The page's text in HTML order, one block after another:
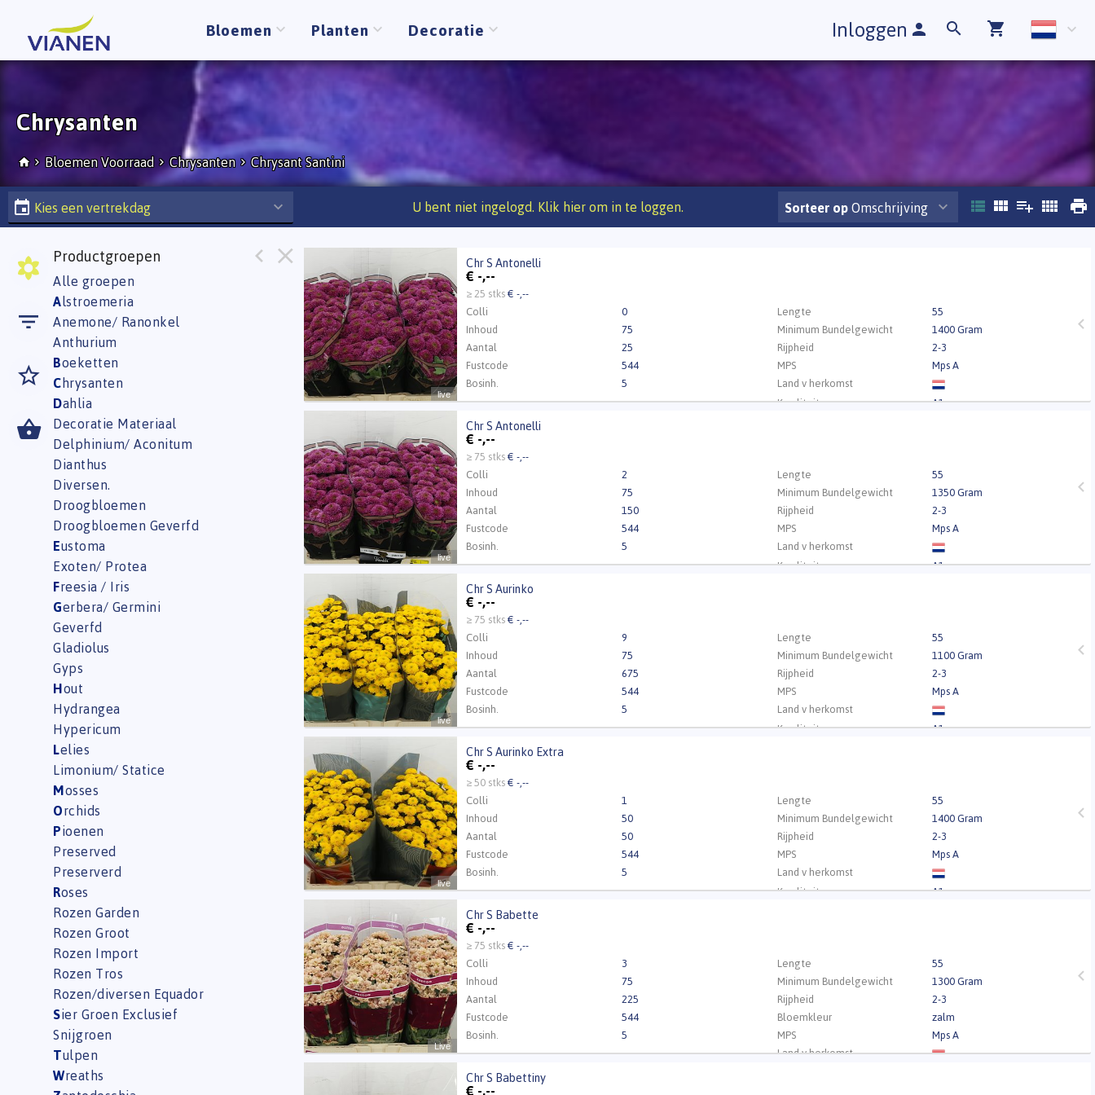
Bloemen Planten Decoratie Inloggen
Chrysanten
Bloemen Voorraad Chrysanten Chrysant Santini
Kies een vertrekdag U bent niet ingelogd. Klik hier om in te loggen. Sorteer op Omschrijving
Productgroepen
Alle groepen
Alstroemeria
Anemone/ Ranonkel
Anthurium
Boeketten
C hrysanten
Dahlia
Decoratie Materiaal
Delphinium/ Aconitum
Dianthus
Diversen.
Droogbloemen
Droogbloemen Geverfd
Eustoma
Exoten/ Protea
Freesia / Iris
Gerbera/ Germini
Geverfd
Gladiolus
Gyps
Hout
Hydrangea
Hypericum
Lelies
Limonium/ Statice
Mosses
Orchids
Pioenen
Preserved
Preserverd
Roses
Rozen Garden
Rozen Groot
Rozen Import
Rozen Tros
Rozen/diversen Equador
Sier Groen Exclusief
Snijgroen
Tulpen
Wreaths
live
Chr S Antonelli
€ -,--
≥ 25 stks€ -,--
Colli
0 Lengte
55
Inhoud
75 Minimum Bundelgewicht
1400 Gram
Aantal
25 Rijpheid
2-3
Fustcode
544 MPS
Mps A
Bosinh.
5
Land v herkomst
Kwaliteit
A1
Chr S Antonelli
U moet ingelogd zijn om te kunnen kopen.
live
Chr S Antonelli
€ -,--
≥ 75 stks€ -,--
Colli
2 Lengte
55
Inhoud
75 Minimum Bundelgewicht
1350 Gram
Aantal
150 Rijpheid
2-3
Fustcode
544 MPS
Mps A
Bosinh.
5
Land v herkomst
Kwaliteit
A1
U moet ingelogd zijn om te kunnen kopen.
live
Chr S Aurinko
€ -,--
≥ 75 stks€ -,--
Colli
9 Lengte
55
Inhoud
75 Minimum Bundelgewicht
1100 Gram
Aantal
675 Rijpheid
2-3
Fustcode
544 MPS
Mps A
Bosinh.
5
Land v herkomst
Kwaliteit
A1
Kweker
Chr S Aurinko
U moet ingelogd zijn om te kunnen kopen.
live
Chr S Aurinko Extra
€ -,--
≥ 50 stks€ -,--
Colli
1 Lengte
55
Inhoud
50 Minimum Bundelgewicht
1400 Gram
Aantal
50 Rijpheid
2-3
Fustcode
544 MPS
Mps A
Bosinh.
5
Land v herkomst
Kwaliteit
A1
Kweker
Chr S Aurinko Extra
U moet ingelogd zijn om te kunnen kopen.
Live
Chr S Babette
€ -,--
≥ 75 stks€ -,--
Colli
3 Lengte
55
Inhoud
75 Minimum Bundelgewicht
1300 Gram
Aantal
225 Rijpheid
2-3
Fustcode
544 Bloemkleur
zalm
Bosinh.
5 MPS
Mps A
Land v herkomst
Kweker
Chr S Babette
U moet ingelogd zijn om te kunnen kopen.
Chr S Babettiny
€ -,--